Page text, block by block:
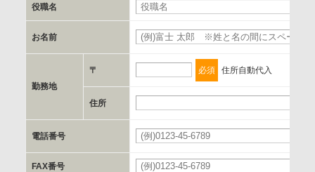
書類の送付又は電子的な方法
d.提供先および管理者
当社とイベント/セミナーを共同で開催する企業/団体
e.個人情報取り扱いに関する契約
当社と当該企業/団体とは、個人情報取扱に関する覚書の締結
を行います。
役職名
お名前
勤務地
〒 必須 住所自動代入
住所
電話番号
FAX番号